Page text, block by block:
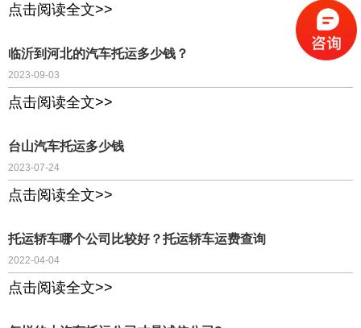
点击阅读全文>>
临沂到河北的汽车托运多少钱？
2023-09-03
点击阅读全文>>
台山汽车托运多少钱
2023-07-24
点击阅读全文>>
托运轿车哪个公司比较好？托运轿车运费查询
2022-04-04
点击阅读全文>>